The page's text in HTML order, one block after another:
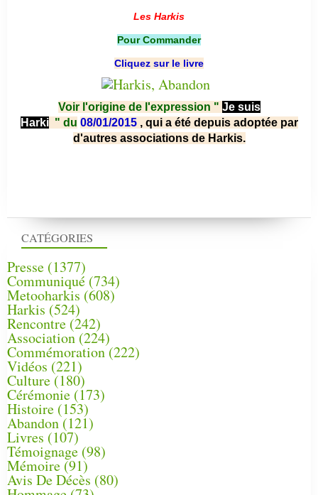
CATÉGORIES
Presse (1377)
Communiqué (734)
Metooharkis (608)
Harkis (524)
Rencontre (242)
Association (224)
Commémoration(222)
Vidéos (221)
Culture(180)
Cérémonie (173)
Histoire (153)
Abandon(121)
Livres (107)
Témoignage (98)
Mémoire (91)
Avis De Décès (80)
Les Harkis
Pour Commander
Cliquez sur le livre
Voir l'origine de l'expression " Je suis
Harki " du 08/01/2015 , qui a été depuis adoptée par
d'autres associations de Harkis.